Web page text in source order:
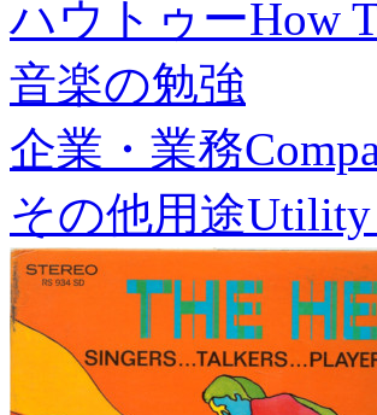
ハウトゥーHow
音楽の勉強
企業・業務
その他用途Utility